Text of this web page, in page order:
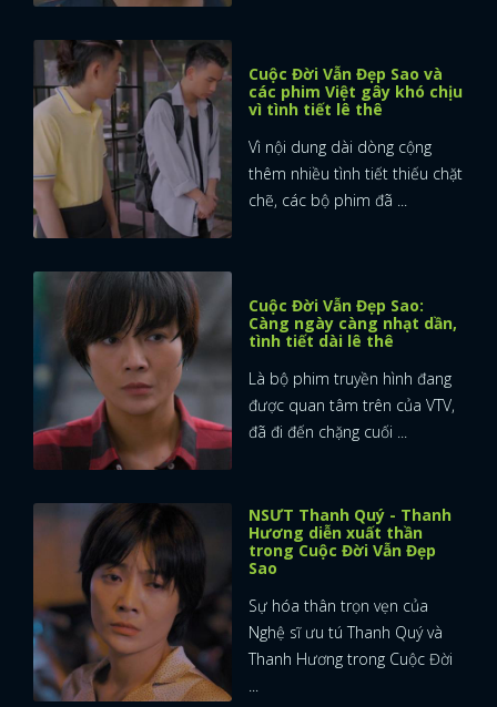
x
ĐĂNG NHẬP
Cuộc Đời Vẫn Đẹp Sao và
các phim Việt gây khó chịu
vì tình tiết lê thê
Vì nội dung dài dòng cộng
thêm nhiều tình tiết thiếu chặt
chẽ, các bộ phim đã ...
Cuộc Đời Vẫn Đẹp Sao:
Càng ngày càng nhạt dần,
tình tiết dài lê thê
Là bộ phim truyền hình đang
được quan tâm trên của VTV,
đã đi đến chặng cuối ...
NSƯT Thanh Quý - Thanh
Hương diễn xuất thần
trong Cuộc Đời Vẫn Đẹp
Sao
Sự hóa thân trọn vẹn của
Nghệ sĩ ưu tú Thanh Quý và
Thanh Hương trong Cuộc Đời
...